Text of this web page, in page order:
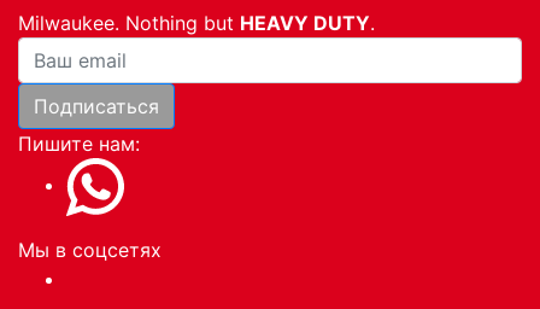
Milwaukee. Nothing but HEAVY DUTY.
Ваша почта
Подписаться
Пишите нам:
Мы в соцсетях